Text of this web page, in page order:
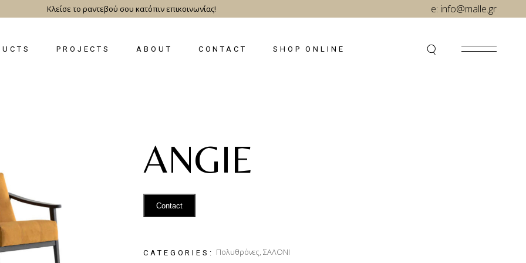
Κλείσε το ραντεβού σου κατόπιν επικοινωνίας! e: info@malle.gr
PROJECTS ABOUT CONTACT SHOP ONLINE
ANGIE
Contact
CATEGORIES: Πολυθρόνες, ΣΑΛΟΝΙ